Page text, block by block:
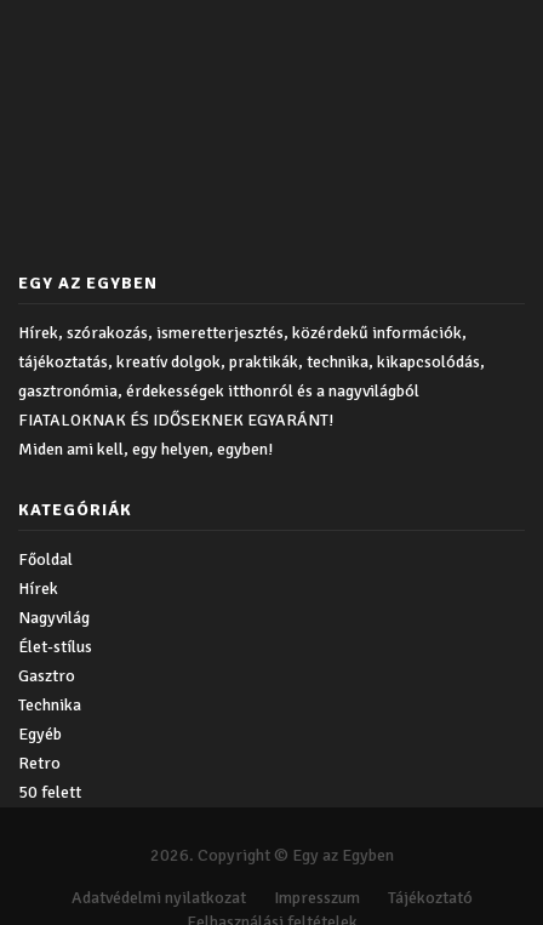
EGY AZ EGYBEN
Hírek, szórakozás, ismeretterjesztés, közérdekű információk,
tájékoztatás, kreatív dolgok, praktikák, technika, kikapcsolódás,
gasztronómia, érdekességek itthonról és a nagyvilágból
FIATALOKNAK ÉS IDŐSEKNEK EGYARÁNT!
Miden ami kell, egy helyen, egyben!
KATEGÓRIÁK
Főoldal
Hírek
Nagyvilág
Élet-stílus
Gasztro
Technika
Egyéb
Retro
50 felett
2026. Copyright © Egy az Egyben
Adatvédelmi nyilatkozat Impresszum
Tájékoztató